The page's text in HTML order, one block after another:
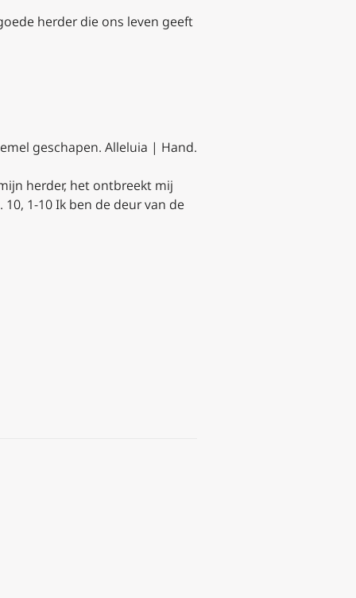
herder die ons leven geeft
geschapen. Alleluia | Hand.
herder, het ontbreekt mij
1-10 Ik ben de deur van de